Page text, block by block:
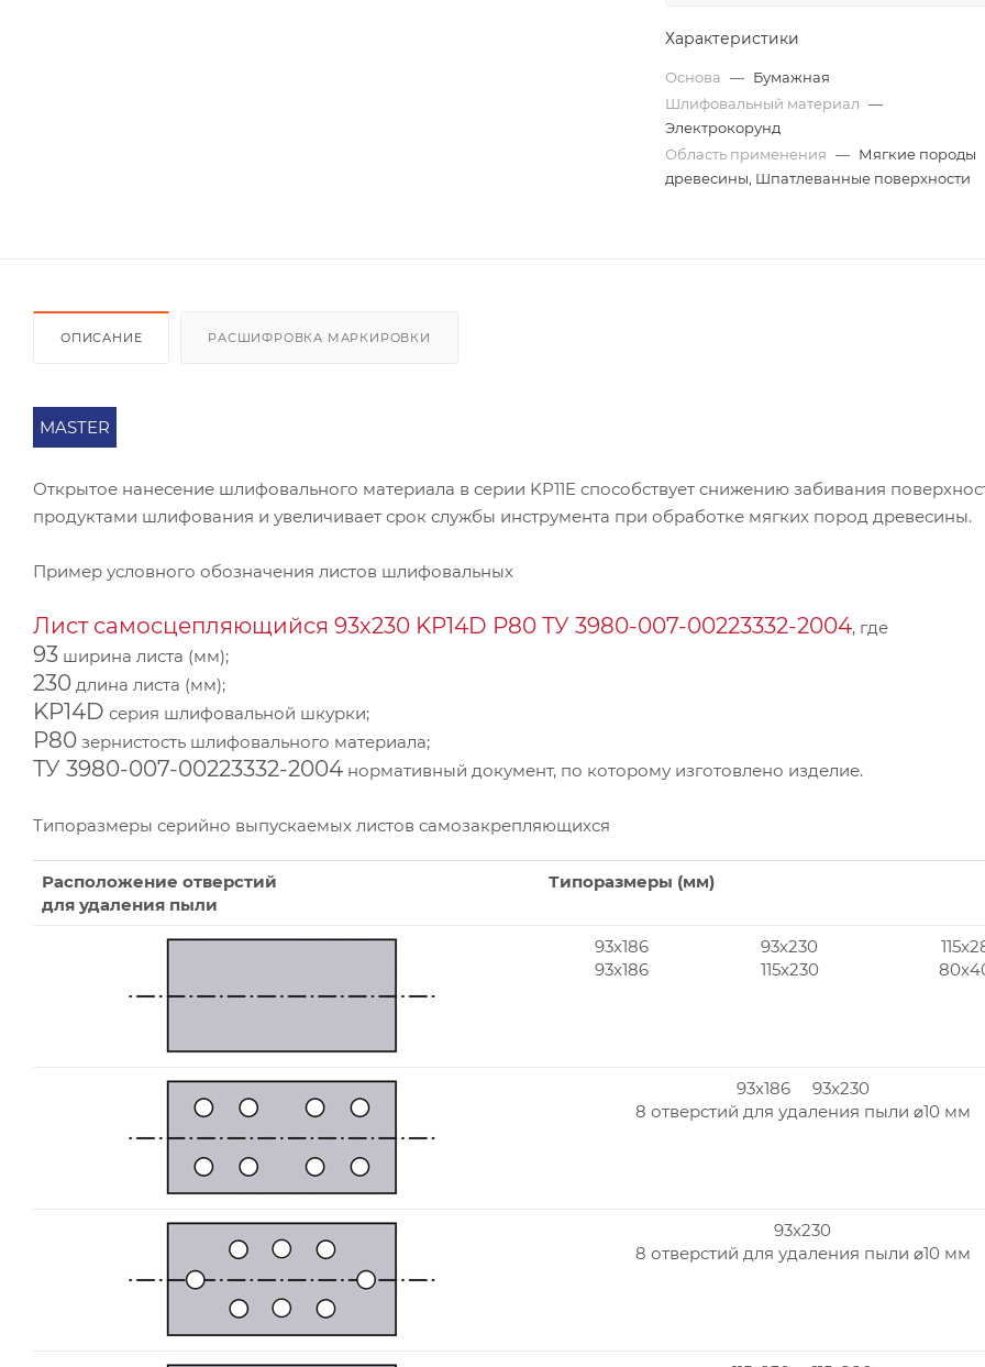
Характеристики
Основа — Бумажная
Шлифовальный материал —
Электрокорунд
Область применения — Мягкие породы
древесины, Шпатлеванные поверхности
ОПИСАНИЕ РАСШИФРОВКА МАРКИРОВКИ
MASTER
Открытое нанесение шлифовального материала в серии KP11E способствует снижению забивания
продуктами шлифования и увеличивает срок службы инструмента при обработке мягких пород древесины.
Пример условного обозначения листов шлифовальных
Лист самосцепляющийся 93х230 KP14D Р80 ТУ 3980-007-00223332-2004, где
93 ширина листа (мм);
230 длина листа (мм);
KP14D серия шлифовальной шкурки;
Р80 зернистость шлифовального материала;
ТУ 3980-007-00223332-2004 нормативный документ, по которому изготовлено изделие.
Типоразмеры серийно выпускаемых листов самозакрепляющихся
Расположение отверстий
для удаления пыли
Типоразмеры (мм)
93x186
93x186
93x230
115x230
93x186 93x230
8 отверстий для удаления пыли ⌀10 мм
93x230
8 отверстий для удаления пыли ⌀10 мм